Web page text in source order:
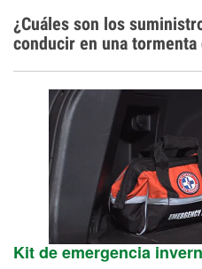
¿Cuáles son los
conducir en una tormenta
Kit de emergencia